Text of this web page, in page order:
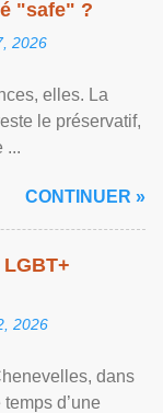
"safe" ?
2026
elles. La
le préservatif,
...
CONTINUER »
2026
dans
d’une